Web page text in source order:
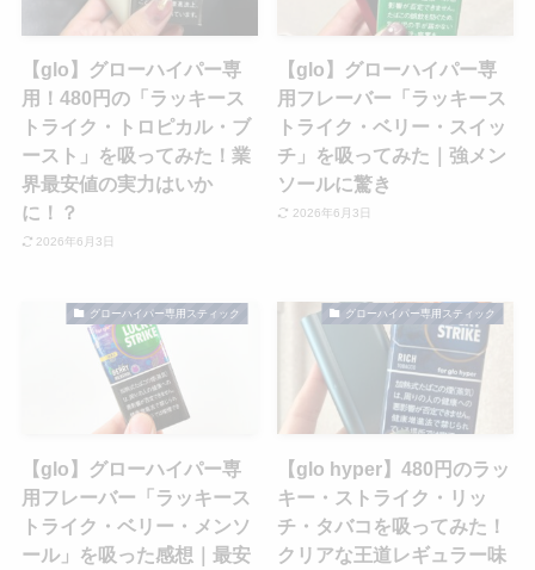
【glo】グローハイパー専
用！480円の「ラッキース
トライク・トロピカル・ブ
ースト」を吸ってみた！業
界最安値の実力はいか
に！？
2026年6月3日
【glo】グローハイパー専
用フレーバー「ラッキース
トライク・ベリー・スイッ
チ」を吸ってみた｜強メン
ソールに驚き
2026年6月3日
グローハイパー専用スティック
【glo】グローハイパー専
用フレーバー「ラッキース
トライク・ベリー・メンソ
ール」を吸った感想｜最安
グローハイパー専用スティック
【glo hyper】480円のラッ
キー・ストライク・リッ
チ・タバコを吸ってみた！
クリアな王道レギュラー味